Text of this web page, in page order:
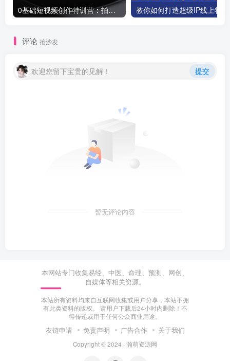
0基础短视频创作特训营：拍摄+剪辑+创作+变现方法
评论 抢沙发
欢迎您留下宝贵的见解！ 提交
暂无评论内容
本网站专门收集易经、中医、命理、预测、网创、
自媒体等相关资源。
本站所有资料均来自互联网收集或用户分享，本站不拥
有此类资料的版权。 请用户下载后24小时内删除！不
得传递或用于任何公众商业用途。
友链申请 免责声明 广告合作 关于我们
Copyright © 2024 · 瀚萌资源网